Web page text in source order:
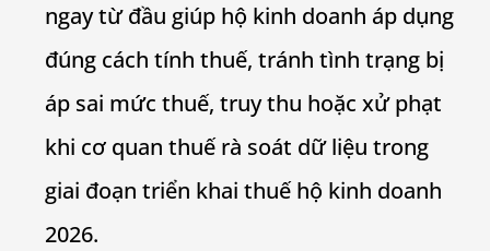
ngay từ đầu giúp hộ kinh doanh áp dụng
đúng cách tính thuế, tránh tình trạng bị
áp sai mức thuế, truy thu hoặc xử phạt
khi cơ quan thuế rà soát dữ liệu trong
giai đoạn triển khai thuế hộ kinh doanh
2026.